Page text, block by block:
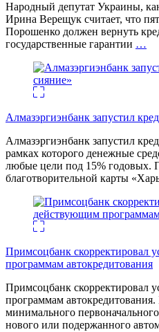
Народный депутат Украины,
Ирина Верещук считает, что
Порошенко должен вернуть
государственные гарантии …
Алмазэргиэнбанк запустил
Алмазэргиэнбанк запустил
рамках которого денежные
любые цели под 15% годовых.
благотворительной карты
Примсоцбанк скорректировал
программам автокредитования
Примсоцбанк скорректировал
программам
минимального
нового или подержанного